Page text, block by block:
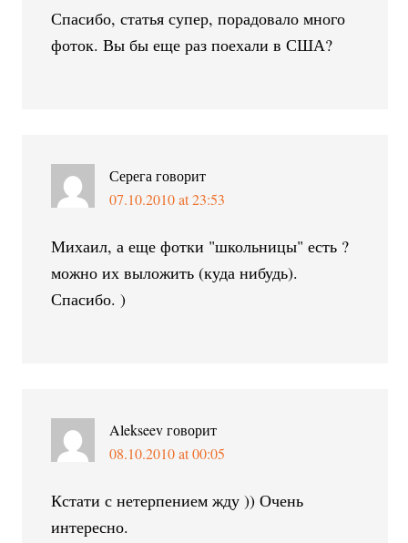
Спасибо, статья супер, порадовало много
фоток. Вы бы еще раз поехали в США?
Серега говорит
07.10.2010 at 23:53
Михаил, а еще фотки "школьницы" есть ?
можно их выложить (куда нибудь).
Спасибо. )
Alekseev говорит
08.10.2010 at 00:05
Кстати с нетерпением жду )) Очень
интересно.